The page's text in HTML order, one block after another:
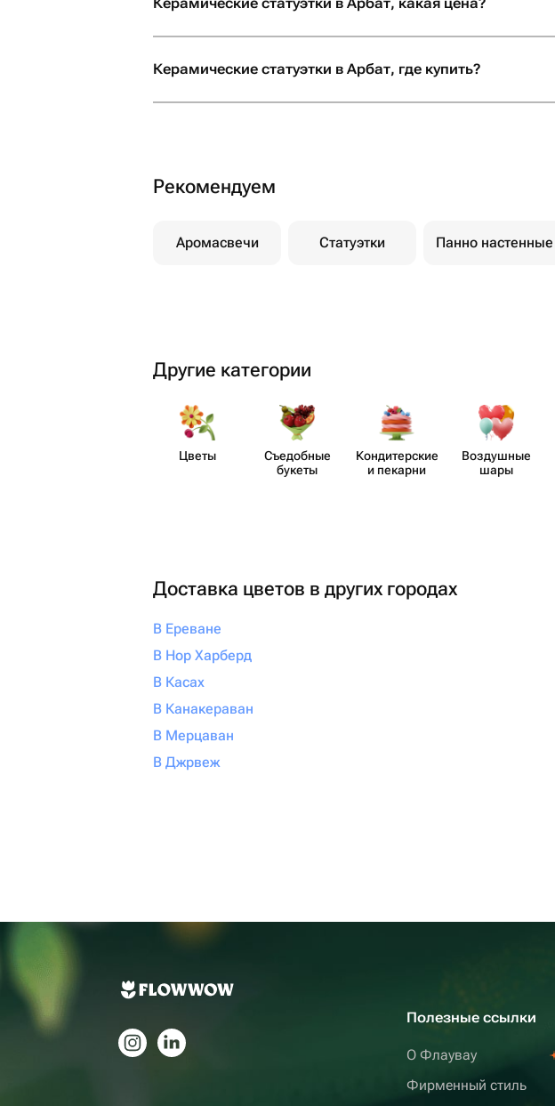
искреннее желание сделать праздник
незабываемым. От всей души
рекомендую! Если вы хотите подарить
своим близким не просто подарок, а
настоящие эмоции и быть уверенными,
Керамические статуэтки в Арбат, где купить?
Рекомендуем
Аромасвечи Статуэтки Панно настенные
Другие категории
Цветы
Съедобные
букеты
Кондит​ерские
и пекарни
Воздушные
шары
Доставка цветов в других городах
В Ереване
В Нор Харберд
В Касах
В Канакераван
В Мерцаван
В Джрвеж
Полезные ссылки
О Флаувау
Фирменный стиль